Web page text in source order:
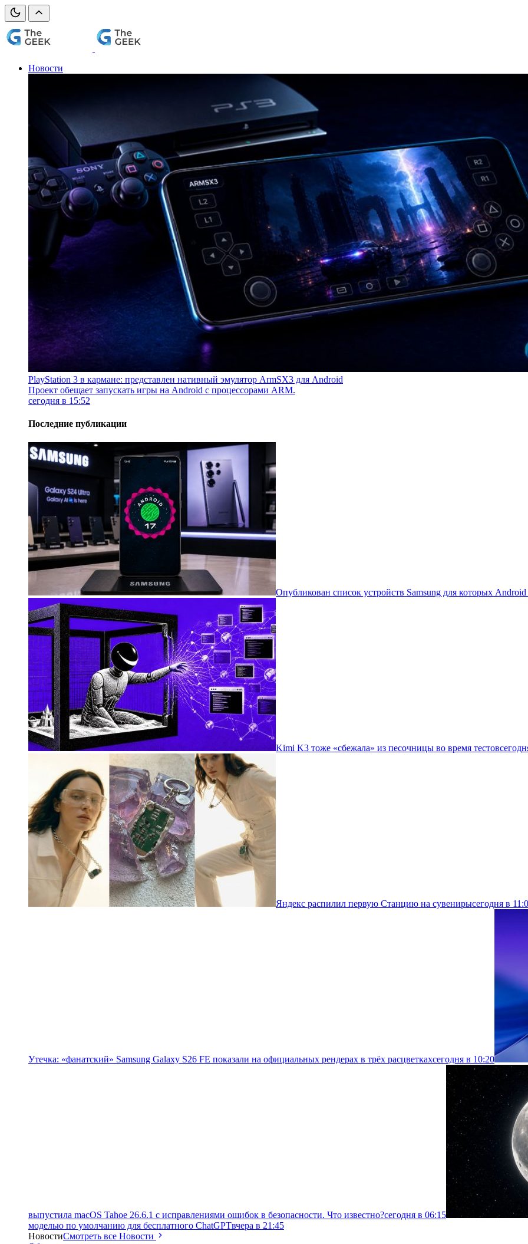
Новости
PlayStation 3 в кармане: представлен нативный эмулятор ArmSX3 для Android
Проект обещает запускать игры на Android с процессорами ARM.
сегодня в 15:52
Последние публикации
Опубликован список устройств Samsung для которых
Kimi K3 тоже «сбежала» из песочницы во время тестов
Яндекс распилил первую Станцию на сувенирысегодня в
Утечка: «фанатский» Samsung Galaxy S26 FE показали на официальных рендерах в трёх расцветкахсегодня в 10:20
выпустила macOS Tahoe 26.6.1 с исправлениями ошибок в безопасности. Что известно?сегодня в 06:15
моделью по умолчанию для бесплатного ChatGPTвчера в 21:45
НовостиСмотреть все Новости